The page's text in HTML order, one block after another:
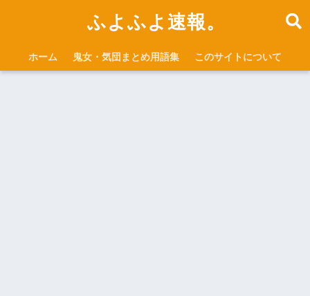
ふよふよ速報。
ホーム 鬼女・気団まとめ用語集 このサイトについて